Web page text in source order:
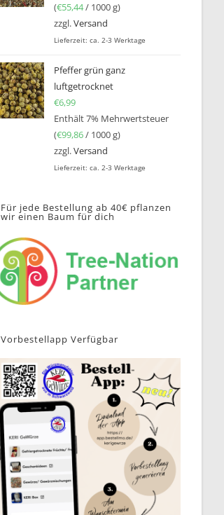
(€55,44/ 1000 g)
zzgl.Versand
Lieferzeit: ca. 2-3 Werktage
Pfeffer grün ganz
luftgetrocknet
€6,99
Enthält 7% Mehrwertsteuer
(€99,86/ 1000 g)
zzgl.Versand
Lieferzeit: ca. 2-3 Werktage
Für jede Bestellung ab 40€ pflanzen
wir einen Baum für dich
Vorbestellapp Verfügbar